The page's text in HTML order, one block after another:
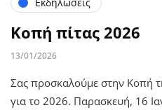
Κοπή πίτας 2026
13/01/2026
Σας προσκαλούμε στην Κοπή
για το 2026. Παρασκευή, 16